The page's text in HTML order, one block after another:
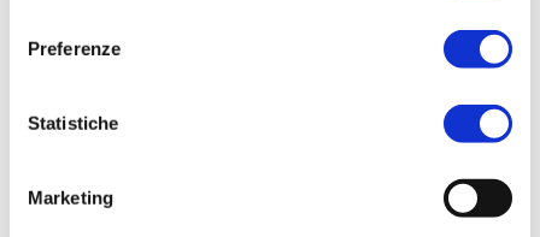
Preferenze
Statistiche
Marketing